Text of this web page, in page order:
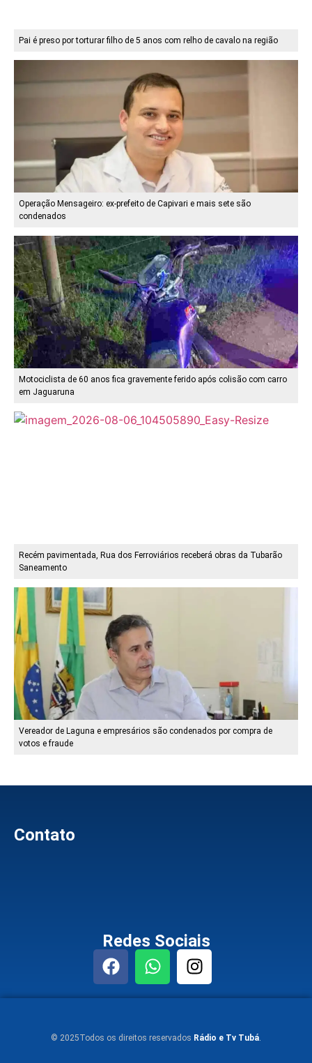
Pai é preso por torturar filho de 5 anos com relho de cavalo na região
Operação Mensageiro: ex-prefeito de Capivari e mais sete são
condenados
Motociclista de 60 anos fica gravemente ferido após colisão com carro
em Jaguaruna
Recém pavimentada, Rua dos Ferroviários receberá obras da Tubarão
Saneamento
Vereador de Laguna e empresários são condenados por compra de
votos e fraude
Contato
Redes Sociais
© 2025Todos os direitos reservados Rádio e Tv Tubá.